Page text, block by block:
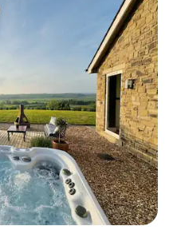
appréciés